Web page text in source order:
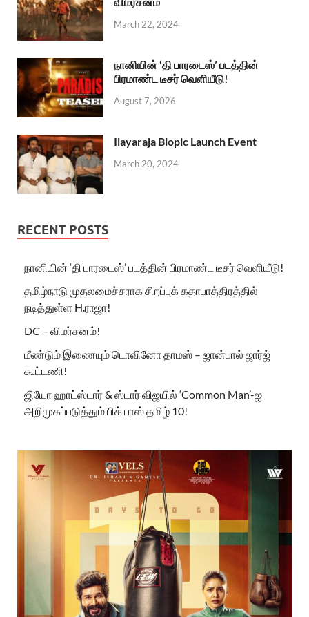
March 22, 2024
நானியின் ‘தி பாரடைஸ்’ படத்தின்
பிரமாண்ட டீசர் வெளியீடு!
August 7, 2026
Ilayaraja Biopic Launch Event
March 20, 2024
RECENT POSTS
நானியின் ‘தி பாரடைஸ்’ படத்தின் பிரமாண்ட டீசர் வெளியீடு!
தமிழ்நாடு முதலமைச்சராக சிறப்புக் கதாபாத்திரத்தில்
நடித்துள்ள H.ராஜா!
DC – விமர்சனம்!
மீண்டும் இணையும் டொவினோ தாமஸ் – ஜான்பால் ஜார்ஜ்
கூட்டணி!
ஜியோ ஹாட்ஸ்டார் & ஸ்டார் விஜயில் ‘Common Man’-ஐ
அறிமுகப்படுத்தும் பிக் பாஸ் தமிழ் 10!